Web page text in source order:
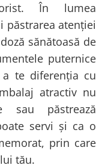
În lumea
păstrarea atenției
sănătoasă de
puternice
te diferenția cu
atractiv nu
sau păstrează
servi și ca o
prin care
tău.